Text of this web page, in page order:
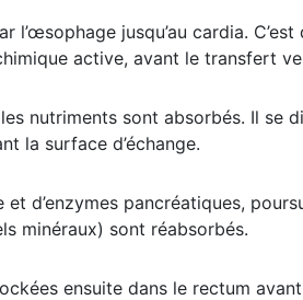
jusqu’au cardia. C’est
active, avant le transfert
nutriments sont absorbés. Il se
la surface d’échange.
d’enzymes pancréatiques,
minéraux) sont réabsorbés.
ensuite dans le rectum avant